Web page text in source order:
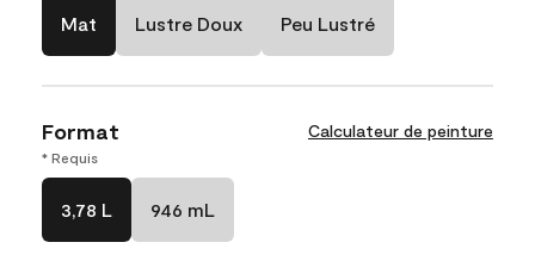
Mat Lustre Doux Peu Lustré
Format Calculateur de peinture
* Requis
3,78 L 946 mL